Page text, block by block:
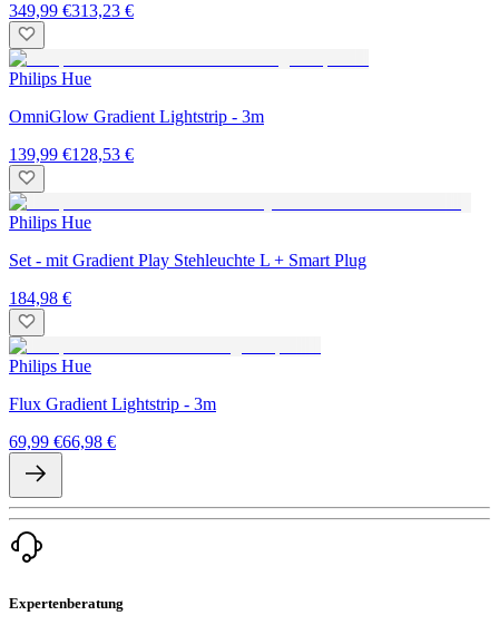
349,99 €313,23 €
Philips Hue
OmniGlow Gradient Lightstrip - 3m
139,99 €128,53 €
Philips Hue
Set - mit Gradient Play Stehleuchte L + Smart Plug
184,98 €
Philips Hue
Flux Gradient Lightstrip - 3m
69,99 €66,98 €
Expertenberatung